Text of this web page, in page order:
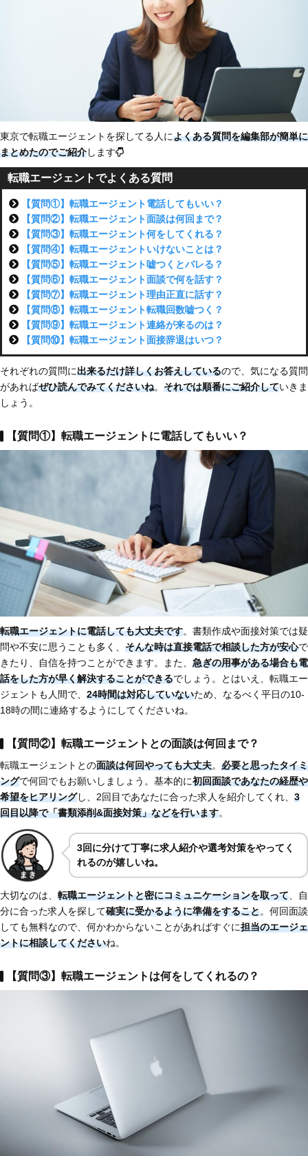
東京で転職エージェントを探してる人によくある質問を編集部が簡単に
まとめたのでご紹介します
転職エージェントでよくある質問
【質問①】転職エージェント電話してもいい？
【質問②】転職エージェント面談は何回まで？
【質問③】転職エージェント何をしてくれる？
【質問④】転職エージェントいけないことは？
【質問⑤】転職エージェント嘘つくとバレる？
【質問⑥】転職エージェント面談で何を話す？
【質問⑦】転職エージェント理由正直に話す？
【質問⑧】転職エージェント転職回数嘘つく？
【質問⑨】転職エージェント連絡が来るのは？
【質問⑩】転職エージェント面接辞退はいつ？
それぞれの質問に出来るだけ詳しくお答えしているので、気になる質問
があればぜひ読んでみてくださいね。 それでは順番にご紹介していきま
しょう。
【質問①】転職エージェントに電話してもいい？
転職エージェントに電話しても大丈夫です。書類作成や面接対策では疑
問や不安に思うことも多く、 そんな時は直接電話で相談した方が安心で
きたり、自信を持つことができます。また、 急ぎの用事がある場合も電
話をした方が早く解決することができるでしょう。とはいえ、転職エー
ジェントも人間で、 24時間は対応していないため、なるべく平日の10-
18時の間に連絡するようにしてくださいね。
【質問②】転職エージェントとの面談は何回まで？
転職エージェントとの面談は何回やっても大丈夫。 必要と思ったタイミ
ングで何回でもお願いしましょう。基本的に初回面談であなたの経歴や
希望をヒアリングし、2回目であなたに合った求人を紹介してくれ、 3
回目以降で「書類添削&面接対策」などを行います。
3回に分けて丁寧に求人紹介や選考対策をやってく
れるのが嬉しいね。
大切なのは、 転職エージェントと密にコミュニケーションを取って 、自
分に合った求人を探して確実に受かるように準備をすること。何回面談
しても無料なので、何かわからないことがあればすぐに担当のエージェ
ントに相談してくださいね。
【質問③】転職エージェントは何をしてくれるの？